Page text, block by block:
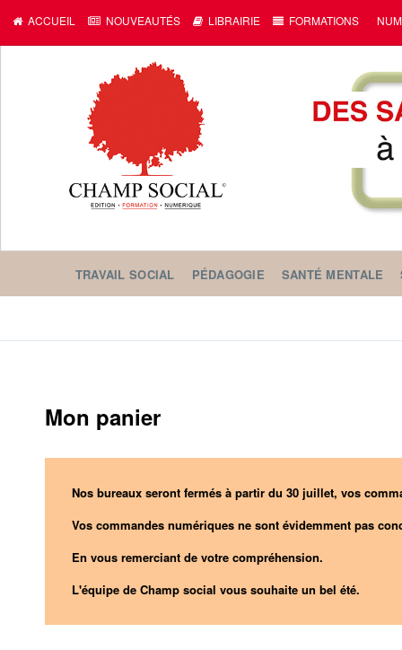
ACCUEIL NOUVEAUTÉS LIBRAIRIE FORMATIONS
TRAVAIL SOCIAL PÉDAGOGIE SANTÉ MENTALE
Mon panier
Nos bureaux seront fermés à partir du 30 juillet, vos
Vos commandes numériques ne sont évidemment pas
En vous remerciant de votre compréhension.
L'équipe de Champ social vous souhaite un bel été.